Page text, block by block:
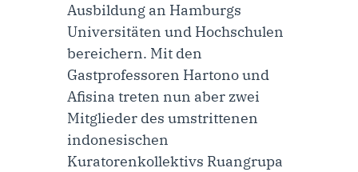
Ausbildung an Hamburgs
Universitäten und Hochschulen
bereichern. Mit den
Gastprofessoren Hartono und
Afisina treten nun aber zwei
Mitglieder des umstrittenen
indonesischen
Kuratorenkollektivs Ruangrupa